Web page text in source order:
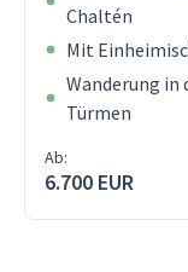
Chaltén
Mit
Wanderung in
Türmen
Ab:
6.700 EUR